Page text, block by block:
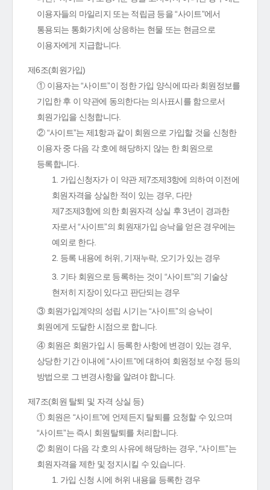
이용자들의 마일리지 또는 적립금 등을 “사이트”에서
통용되는 통화가치에 상응하는 현물 또는 현금으로
이용자에게 지급합니다.
제6조(회원가입)
① 이용자는 “사이트”이 정한 가입 양식에 따라 회원정보를
기입한 후 이 약관에 동의한다는 의사표시를 함으로서
회원가입을 신청합니다.
② “사이트”는 제1항과 같이 회원으로 가입할 것을 신청한
이용자 중 다음 각 호에 해당하지 않는 한 회원으로
등록합니다.
1. 가입신청자가 이 약관 제7조제3항에 의하여 이전에
회원자격을 상실한 적이 있는 경우, 다만
제7조제3항에 의한 회원자격 상실 후 3년이 경과한
자로서 “사이트”의 회원재가입 승낙을 얻은 경우에는
예외로 한다.
2. 등록 내용에 허위, 기재누락, 오기가 있는 경우
3. 기타 회원으로 등록하는 것이 “사이트”의 기술상
현저히 지장이 있다고 판단되는 경우
③ 회원가입계약의 성립 시기는 “사이트”의 승낙이
회원에게 도달한 시점으로 합니다.
④ 회원은 회원가입 시 등록한 사항에 변경이 있는 경우,
상당한 기간 이내에 “사이트”에 대하여 회원정보 수정 등의
방법으로 그 변경사항을 알려야 합니다.
제7조(회원 탈퇴 및 자격 상실 등)
① 회원은 “사이트”에 언제든지 탈퇴를 요청할 수 있으며
“사이트”는 즉시 회원탈퇴를 처리합니다.
② 회원이 다음 각 호의 사유에 해당하는 경우, “사이트”는
회원자격을 제한 및 정지시킬 수 있습니다.
1. 가입 신청 시에 허위 내용을 등록한 경우